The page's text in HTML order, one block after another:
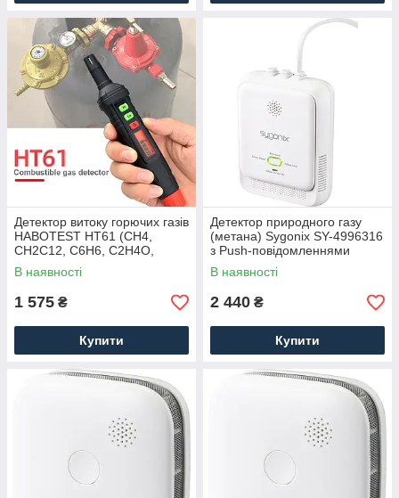
Детектор витоку горючих газів
HABOTEST HT61 (CH4,
СН2С12, С6Н6, С2Н4О,
C6H14, C4H10, C2Н2 та інші)
В наявності
1 575 ₴
Купити
Детектор природного газу
(метана) Sygonix SY-4996316
з Push-повідомленнями
В наявності
2 440 ₴
Купити